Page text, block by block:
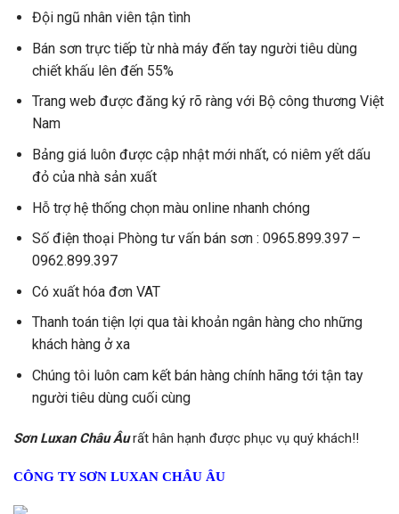
Đội ngũ nhân viên tận tình
Bán sơn trực tiếp từ nhà máy đến tay người tiêu dùng
chiết khấu lên đến 55%
Trang web được đăng ký rõ ràng với Bộ công thương Việt
Nam
Bảng giá luôn được cập nhật mới nhất, có niêm yết dấu
đỏ của nhà sản xuất
Hỗ trợ hệ thống chọn màu online nhanh chóng
Số điện thoại Phòng tư vấn bán sơn : 0965.899.397 –
0962.899.397
Có xuất hóa đơn VAT
Thanh toán tiện lợi qua tài khoản ngân hàng cho những
khách hàng ở xa
Chúng tôi luôn cam kết bán hàng chính hãng tới tận tay
người tiêu dùng cuối cùng
Sơn Luxan Châu Âurất hân hạnh được phục vụ quý khách!!
CÔNG TY SƠN LUXAN CHÂU ÂU